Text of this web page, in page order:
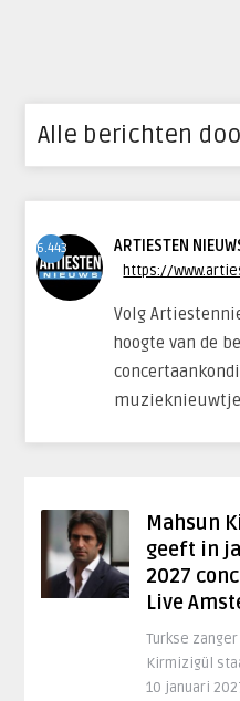
Alle berichten
6.443 ARTIESTEN
https://
Volg
hoogte van de
Mahsun
geeft in
2027
Live
Turkse
Kirmizigül
10 januari